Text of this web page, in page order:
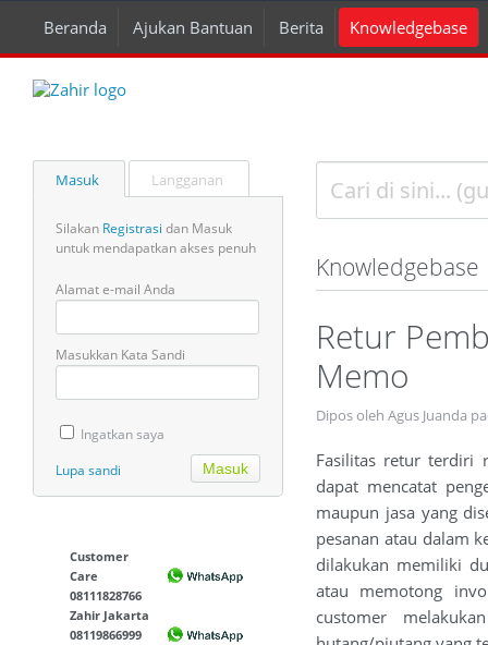
Beranda Ajukan Bantuan Berita Knowledgebase
Masuk Langganan
Silakan Registrasi dan Masuk
untuk mendapatkan akses penuh
Alamat e-mail Anda
Masukkan Kata Sandi
Ingatkan saya
Lupa sandi
Customer
Care
08111828766
Zahir Jakarta
08119866999
Knowledgebase
Retur
Memo
Dipos oleh Agus Juanda
Fasilitas retur terdiri
dapat mencatat
maupun jasa yang
pesanan atau dalam
dilakukan memiliki
atau memotong
customer